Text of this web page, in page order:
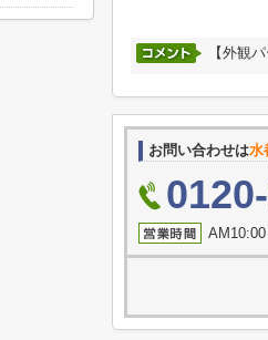
【外観パ
お問い合わせは水